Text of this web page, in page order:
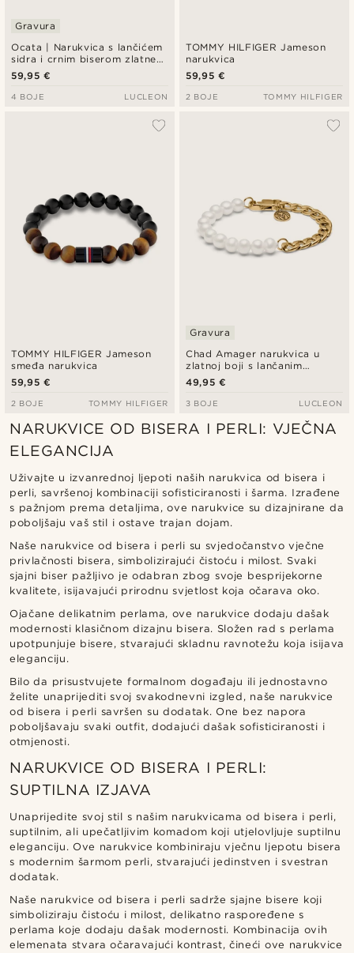
Ocata | Narukvica s lančićem
sidra i crnim biserom zlatne
boje
Gravura
59,95 €
4 BOJE LUCLEON
TOMMY HILFIGER Jameson
narukvica
59,95 €
2 BOJE TOMMY HILFIGER
TOMMY HILFIGER Jameson
smeđa narukvica
59,95 €
2 BOJE TOMMY HILFIGER
Chad Amager narukvica u
zlatnoj boji s lančanim
karikama i biserima
Gravura
49,95 €
3 BOJE LUCLEON
NARUKVICE OD BISERA I PERLI: VJEČNA
ELEGANCIJA
Uživajte u izvanrednoj ljepoti naših narukvica od bisera i
perli, savršenoj kombinaciji sofisticiranosti i šarma. Izrađene
s pažnjom prema detaljima, ove narukvice su dizajnirane da
poboljšaju vaš stil i ostave trajan dojam.
Naše narukvice od bisera i perli su svjedočanstvo vječne
privlačnosti bisera, simbolizirajući čistoću i milost. Svaki
sjajni biser pažljivo je odabran zbog svoje besprijekorne
kvalitete, isijavajući prirodnu svjetlost koja očarava oko.
Ojačane delikatnim perlama, ove narukvice dodaju dašak
modernosti klasičnom dizajnu bisera. Složen rad s perlama
upotpunjuje bisere, stvarajući skladnu ravnotežu koja isijava
eleganciju.
Bilo da prisustvujete formalnom događaju ili jednostavno
želite unaprijediti svoj svakodnevni izgled, naše narukvice
od bisera i perli savršen su dodatak. One bez napora
poboljšavaju svaki outfit, dodajući dašak sofisticiranosti i
otmjenosti.
NARUKVICE OD BISERA I PERLI:
SUPTILNA IZJAVA
Unaprijedite svoj stil s našim narukvicama od bisera i perli,
suptilnim, ali upečatljivim komadom koji utjelovljuje suptilnu
eleganciju. Ove narukvice kombiniraju vječnu ljepotu bisera
s modernim šarmom perli, stvarajući jedinstven i svestran
dodatak.
Naše narukvice od bisera i perli sadrže sjajne bisere koji
simboliziraju čistoću i milost, delikatno raspoređene s
perlama koje dodaju dašak modernosti. Kombinacija ovih
elemenata stvara očaravajući kontrast, čineći ove narukvice